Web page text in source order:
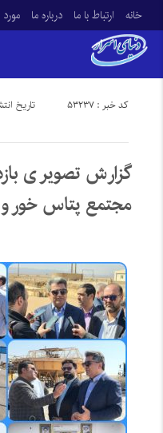
خانه ارتباط با ما درباره ما
تاریخ انتشار : کد خبر : 53237
گزارش تصویری
مجتمع پتاس خور و